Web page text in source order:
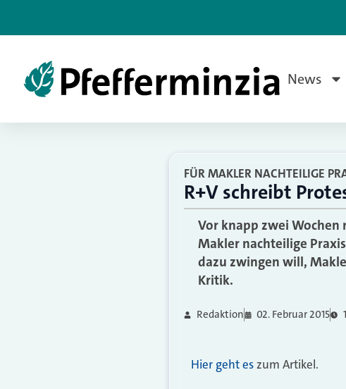
News
FÜR MAKLER NACHTEILIGE
R+V schreibt
Vor knapp zwei
Makler nachteilige
dazu zwingen will,
Kritik.
Redaktion 02. Februar 2015
Hier geht eszum Artikel.